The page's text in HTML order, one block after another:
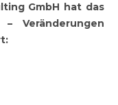
GmbH hat das
Veränderungen